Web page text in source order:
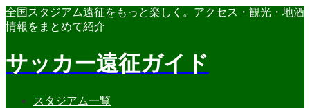
全国スタジアム遠征をもっと楽しく。アクセス・観光・地酒
情報をまとめて紹介
サッカー遠征ガイド
スタジアム一覧